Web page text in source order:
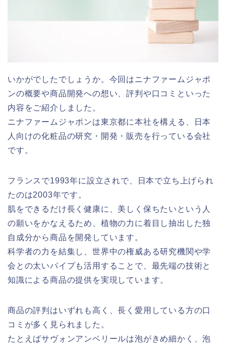
いかがでしたでしょうか。今回はニナファームジャポ
ンの概要や商品開発への想い、評判や口コミといった
内容をご紹介しました。
ニナファームジャポンは東京都に本社を構える、日本
人向けの化粧品の研究・開発・販売を行っている会社
です。
フランスで1993年に設立されで、日本で立ち上げられ
たのは2003年です。
肌をできるだけ長く健康に、美しく保ちたいという人
の願いをかなえるため、植物の力に着目し抽出した独
自成分から商品を開発しています。
科学者の力を結集し、世界中の権威ある研究機関や学
会との太いパイプも活用することで、最先端の技術と
知識による商品の提供を実現しています。
商品の評判はいずれも高く、長く愛用している方の口
コミが多く見られました。
たとえばサヴォンアンベリールは泡がきめ細かく、泡